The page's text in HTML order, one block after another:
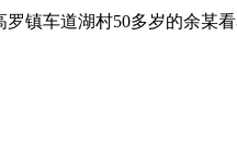
镇车道湖村50多岁的余某